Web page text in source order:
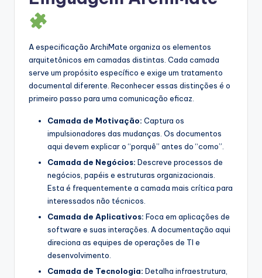
d
A especificação ArchiMate organiza os elementos
arquitetônicos em camadas distintas. Cada camada
serve um propósito específico e exige um tratamento
documental diferente. Reconhecer essas distinções é o
primeiro passo para uma comunicação eficaz.
Camada de Motivação: Captura os
impulsionadores das mudanças. Os documentos
aqui devem explicar o “porquê” antes do “como”.
Camada de Negócios: Descreve processos de
negócios, papéis e estruturas organizacionais.
Esta é frequentemente a camada mais crítica para
interessados não técnicos.
Camada de Aplicativos: Foca em aplicações de
software e suas interações. A documentação aqui
direciona as equipes de operações de TI e
desenvolvimento.
Camada de Tecnologia: Detalha infraestrutura,